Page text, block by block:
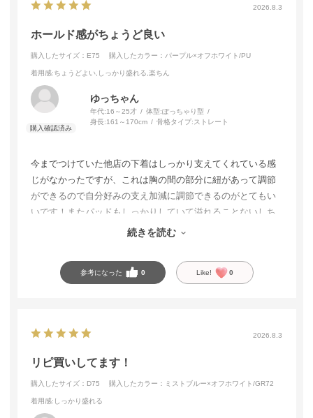
2026.8.3
ホールド感がちょうど良い
購入したサイズ：E75 購入したカラー：パープル×オフホワイト/PU
着用感:ちょうどよい,しっかり盛れる,楽ちん
ゆっちゃん
年代:16～25才 体型:ぽっちゃり型
身長:161～170cm 骨格タイプ: ストレート
今までつけていた他店の下着はしっかり支えてくれている感
じがなかったですが、これは胸の間の部分に紐があって調節
ができるので自分好みの支え加減に調節できるのがとてもい
いです！またパッドもしっかりしていて溢れることないしち
ゃんと綺麗な形で保ってくれるのでスタイル良く見えます😊
続きを読む
参考になった 0 Like! 0
2026.8.3
リピ買いしてます！
購入したサイズ：D75 購入したカラー：ミストブルー×オフホワイト/GR72
着用感:しっかり盛れる